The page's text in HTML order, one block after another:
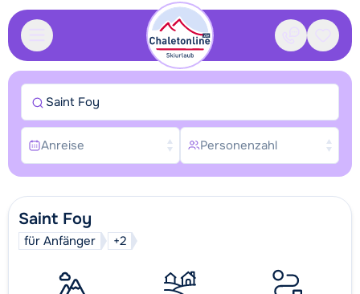
Kontakt
Saint Foy
für Anfänger +2
Saint Foy
Anreise Personenzahl